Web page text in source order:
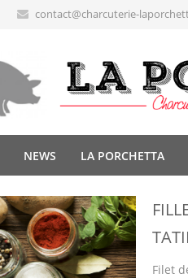
contact@charcuterie-
NEWS LA PORCHETTA
Filet